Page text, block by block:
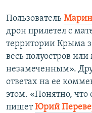
Пользователь
дрон прилетел с
территории Крыма
весь полуостров
незамеченным».
ответах на ее
этом. «Понятно, что
пишетЮрий